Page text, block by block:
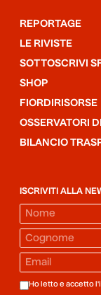
REPORTAGE
LE RIVISTE
SOTTOSCRIVI
SHOP
FIORDIRISORSE
OSSERVATORI
BILANCIO
ISCRIVITI ALLA
Ho letto e accetto